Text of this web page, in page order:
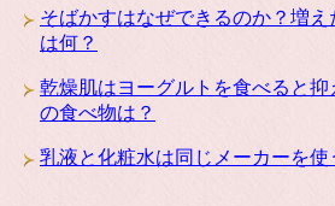
そばかすはなぜできるのか？増え
は何？
乾燥肌はヨーグルトを食べると
の食べ物は？
乳液と化粧水は同じメーカーを使